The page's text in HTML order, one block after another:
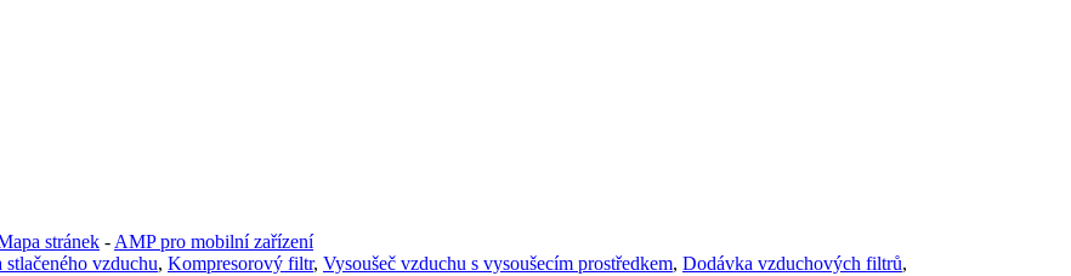
stránek -AMP pro mobilní zařízení
stlačeného vzduchu, Kompresorový filtr, Vysoušeč vzduchu s vysoušecím prostředkem, Dodávka vzduchových filtrů,